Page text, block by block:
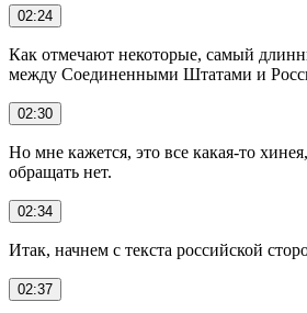
02:24
Как отмечают некоторые, самый
между Соединенными Штатами и
02:30
Но мне кажется, это все какая-то
обращать нет.
02:34
Итак, начнем с текста российской
02:37